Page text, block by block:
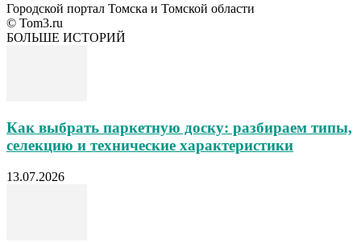
Городской портал Томска и Томской области
© Tom3.ru
БОЛЬШЕ ИСТОРИЙ
Как выбрать паркетную доску: разбираем типы,
селекцию и технические характеристики
13.07.2026